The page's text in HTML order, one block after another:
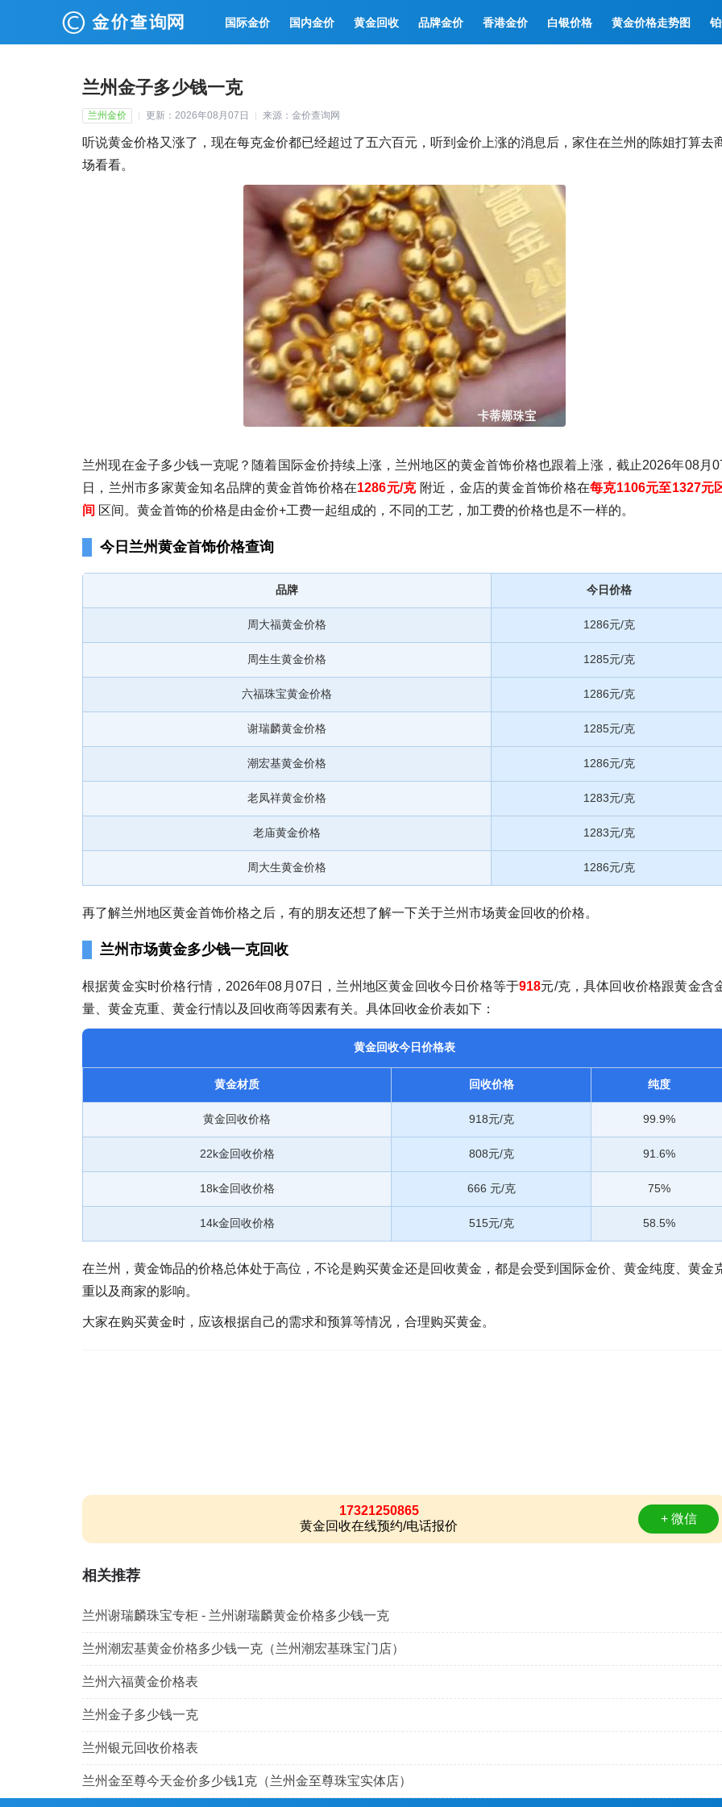
国际金价 国内金价 黄金回收 品牌金价 香港金价 白银价格 黄金价格走势图
兰州金子多少钱一克
兰州金价 更新：2026年08月07日 来源：金价查询网
听说黄金价格又涨了，现在每克金价都已经超过了五六百元，听到金价上涨的消息后，家住在兰州的陈姐打算去
场看看。
兰州现在金子多少钱一克呢？随着国际金价持续上涨，兰州地区的黄金首饰价格也跟着上涨，截止2026年08月
日，兰州市多家黄金知名品牌的黄金首饰价格在1286元/克 附近，金店的黄金首饰价格在每克1106元至1327元
间 区间。黄金首饰的价格是由金价+工费一起组成的，不同的工艺，加工费的价格也是不一样的。
今日兰州黄金首饰价格查询
品牌 今日价格
周大福黄金价格 1286元/克
周生生黄金价格 1285元/克
六福珠宝黄金价格 1286元/克
谢瑞麟黄金价格 1285元/克
潮宏基黄金价格 1286元/克
老凤祥黄金价格 1283元/克
老庙黄金价格 1283元/克
周大生黄金价格 1286元/克
再了解兰州地区黄金首饰价格之后，有的朋友还想了解一下关于兰州市场黄金回收的价格。
兰州市场黄金多少钱一克回收
根据黄金实时价格行情，2026年08月07日，兰州地区黄金回收今日价格等于918元/克，具体回收价格跟黄金含
量、黄金克重、黄金行情以及回收商等因素有关。具体回收金价表如下：
黄金回收今日价格表
黄金材质 回收价格 纯度
黄金回收价格 918元/克 99.9%
22k金回收价格 808元/克 91.6%
18k金回收价格 666 元/克 75%
14k金回收价格 515元/克 58.5%
在兰州，黄金饰品的价格总体处于高位，不论是购买黄金还是回收黄金，都是会受到国际金价、黄金纯度、黄金
重以及商家的影响。
大家在购买黄金时，应该根据自己的需求和预算等情况，合理购买黄金。
17321250865
黄金回收在线预约/电话报价
+ 微信
相关推荐
兰州谢瑞麟珠宝专柜 - 兰州谢瑞麟黄金价格多少钱一克
兰州潮宏基黄金价格多少钱一克（兰州潮宏基珠宝门店）
兰州六福黄金价格表
兰州金子多少钱一克
兰州银元回收价格表
兰州金至尊今天金价多少钱1克（兰州金至尊珠宝实体店）